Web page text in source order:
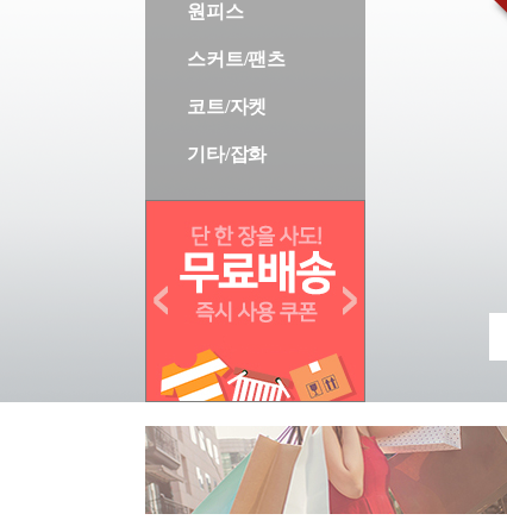
원피스
스커트/팬츠
코트/자켓
기타/잡화